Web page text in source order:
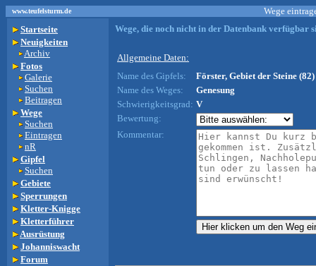
www.teufelsturm.de
Wege
Startseite
Neuigkeiten
Archiv
Fotos
Galerie
Suchen
Beitragen
Wege
Suchen
Eintragen
nR
Gipfel
Suchen
Gebiete
Sperrungen
Kletter-Knigge
Kletterführer
Ausrüstung
Johanniswacht
Forum
Wege, die noch nicht in der Datenbank verfügbar
Allgemeine Daten:
Name des Gipfels:
Förster, Gebiet der Steine (82)
Name des Weges:
Genesung
Schwierigkeitsgrad: V
Bewertung:
Kommentar: